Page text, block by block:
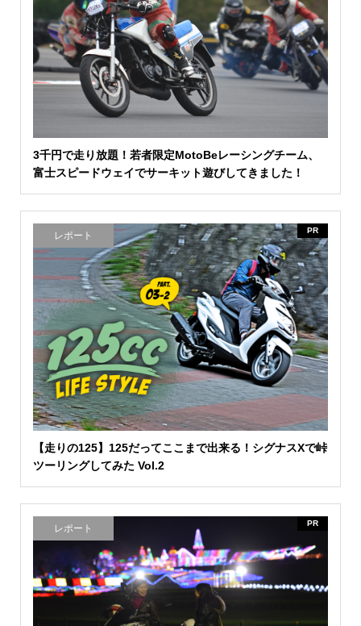
3千円で走り放題！若者限定MotoBeレーシングチーム、
富士スピードウェイでサーキット遊びしてきました！
レポート PR
【走りの125】125だってここまで出来る！シグナスXで峠
ツーリングしてみた Vol.2
レポート PR